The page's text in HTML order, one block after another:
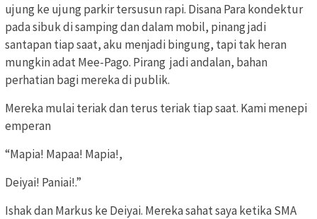
ujung ke ujung parkir tersusun rapi. Disana Para kondektur
pada sibuk di samping dan dalam mobil, pinang jadi
santapan tiap saat, aku menjadi bingung, tapi tak heran
mungkin adat Mee-Pago. Pirang jadi andalan, bahan
perhatian bagi mereka di publik.
Mereka mulai teriak dan terus teriak tiap saat. Kami menepi
emperan
“Mapia! Mapaa! Mapia!,
Deiyai! Paniai!.”
Ishak dan Markus ke Deiyai. Mereka sahat saya ketika SMA